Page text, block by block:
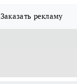
Заказать рекламу